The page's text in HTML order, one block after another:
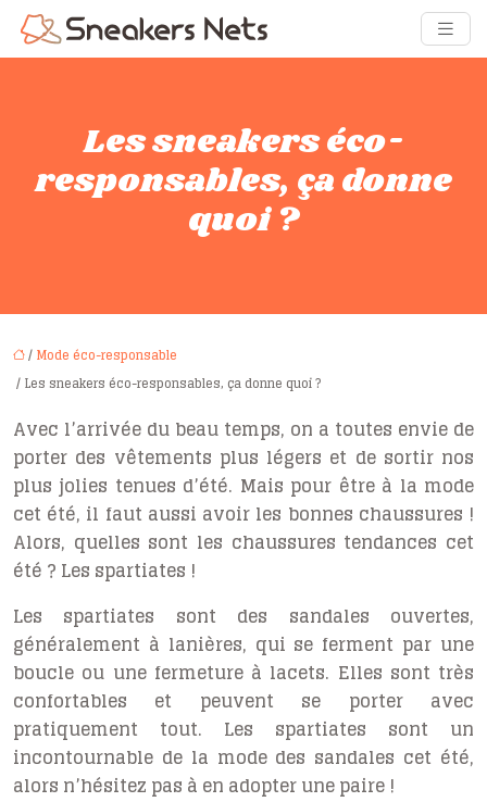
Les sneakers éco-
responsables, ça donne
quoi ?
/ Mode éco-responsable
/ Les sneakers éco-responsables, ça donne quoi ?
Avec l’arrivée du beau temps, on a toutes envie de
porter des vêtements plus légers et de sortir nos
plus jolies tenues d’été. Mais pour être à la mode
cet été, il faut aussi avoir les bonnes chaussures !
Alors, quelles sont les chaussures tendances cet
été ? Les spartiates !
Les spartiates sont des sandales ouvertes,
généralement à lanières, qui se ferment par une
boucle ou une fermeture à lacets. Elles sont très
confortables et peuvent se porter avec
pratiquement tout. Les spartiates sont un
incontournable de la mode des sandales cet été,
alors n’hésitez pas à en adopter une paire !